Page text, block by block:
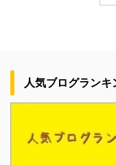
人気ブログランキ